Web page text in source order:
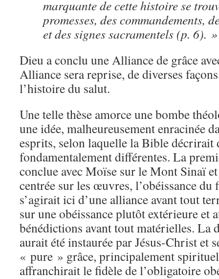
marquante de cette histoire se
promesses, des commandements,
et des signes sacramentels (p. 6). »
Dieu a conclu une Alliance de grâce
Alliance sera reprise, de diverses
l’histoire du salut.
Une telle thèse amorce une bombe
une idée, malheureusement enracinée
esprits, selon laquelle la Bible décrirait
fondamentalement différentes. La
conclue avec Moïse sur le Mont Sinaï
centrée sur les œuvres, l’obéissance
s’agirait ici d’une alliance avant tout
sur une obéissance plutôt extérieure et
bénédictions avant tout matérielles. La
aurait été instaurée par Jésus-Christ et
« pure » grâce, principalement
affranchirait le fidèle de l’obligatoire